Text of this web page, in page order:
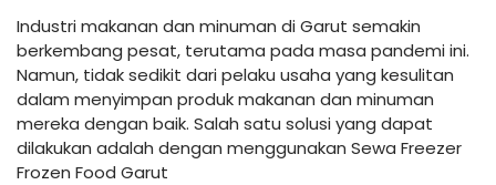
Industri makanan dan minuman di Garut semakin
berkembang pesat, terutama pada masa pandemi ini.
Namun, tidak sedikit dari pelaku usaha yang kesulitan
dalam menyimpan produk makanan dan minuman
mereka dengan baik. Salah satu solusi yang dapat
dilakukan adalah dengan menggunakan Sewa Freezer
Frozen Food Garut